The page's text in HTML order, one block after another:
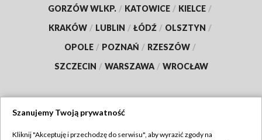
GORZÓW WLKP. / KATOWICE / KIELCE /
KRAKÓW / LUBLIN / ŁÓDŹ / OLSZTYN /
OPOLE / POZNAŃ / RZESZÓW /
SZCZECIN / WARSZAWA / WROCŁAW
Szanujemy Twoją prywatność
Kliknij "Akceptuję i przechodzę do serwisu", aby wyrazić zgody na